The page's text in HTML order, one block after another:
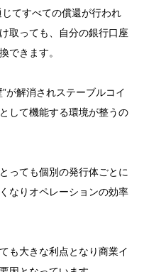
てすべての償還が行われ
取っても、自分の銀行口座
できます。
が解消されステーブルコイ
して機能する環境が整うの
っても個別の発行体ごとに
なりオペレーションの効率
も大きな利点となり商業イ